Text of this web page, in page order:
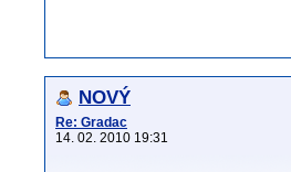
NOVÝ
Re: Gradac
14. 02. 2010 19:31